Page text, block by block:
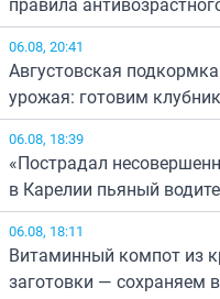
06.08, 20:41
Августовская
урожая: готовим
06.08, 18:39
«Пострадал
в Карелии пьяный
06.08, 18:11
Витаминный компот из
заготовки — сохраняем